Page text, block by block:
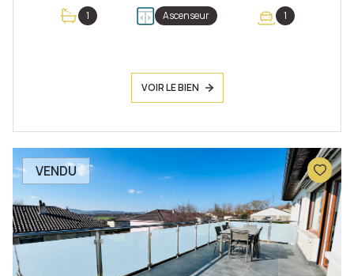
1 Ascenseur 1
VOIR LE BIEN
VENDU